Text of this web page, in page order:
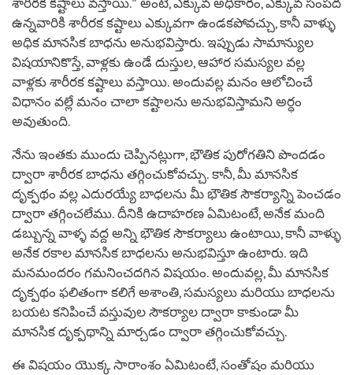
శారీరక కష్టాలు వస్తాయి." అంటే, ఎక్కువ అధికారం, ఎక్కువ సంపద
ఉన్నవారికి శారీరక కష్టాలు ఎక్కువగా ఉండకపోవచ్చు, కానీ వాళ్ళు
అధిక మానసిక బాధను అనుభవిస్తారు. ఇప్పుడు సామాన్యుల
విషయానికొస్తే, వాళ్లకు ఉండే దుస్తుల, ఆహార సమస్యల వల్ల
వాళ్లకు శారీరక కష్టాలు వస్తాయి. అందువల్ల మనం ఆలోచించే
విధానం వల్లే మనం చాలా కష్టాలను అనుభవిస్తామని అర్ధం
అవుతుంది.
నేను ఇంతకు ముందు చెప్పినట్లుగా, భౌతిక పురోగతిని పొందడం
ద్వారా శారీరక బాధను తగ్గించుకోవచ్చు. కానీ, మీ మానసిక
దృక్పథం వల్ల ఎదురయ్యే బాధలను మీ భౌతిక సౌకర్యాన్ని పెంచడం
ద్వారా తగ్గించలేము. దీనికి ఉదాహరణ ఏమిటంటే, అనేక మంది
డబ్బున్న వాళ్ళ వద్ద అన్ని భౌతిక సౌకర్యాలు ఉంటాయి, కానీ వాళ్ళు
అనేక రకాల మానసిక బాధలను అనుభవిస్తూ ఉంటారు. ఇది
మనమందరం గమనించదగిన విషయం. అందువల్ల, మీ మానసిక
దృక్పథం ఫలితంగా కలిగే అశాంతి, సమస్యలు మరియు బాధలను
బయట కనిపించే వస్తువుల సౌకర్యాల ద్వారా కాకుండా మీ
మానసిక దృక్పథాన్ని మార్చడం ద్వారా తగ్గించుకోవచ్చు.
ఈ విషయం యొక్క సారాంశం ఏమిటంటే, సంతోషం మరియు